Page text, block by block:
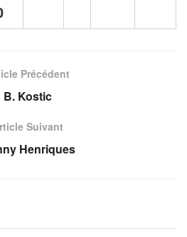
Précédent
B. Kostic
Suivant
Henriques